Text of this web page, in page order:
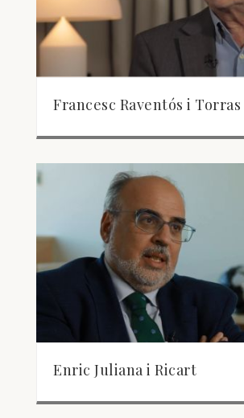
Francesc Raventós i Torras
Enric Juliana i Ricart